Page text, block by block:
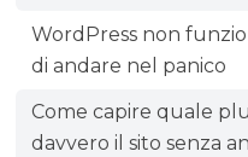
WordPress non
di andare nel panico
Come capire quale
davvero il sito senza